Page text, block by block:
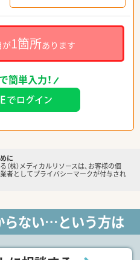
が1箇所あります
簡単入力！
に
株）メディカルリソースは、お客様の個
者としてプライバシーマークが付与され
らない…という方は